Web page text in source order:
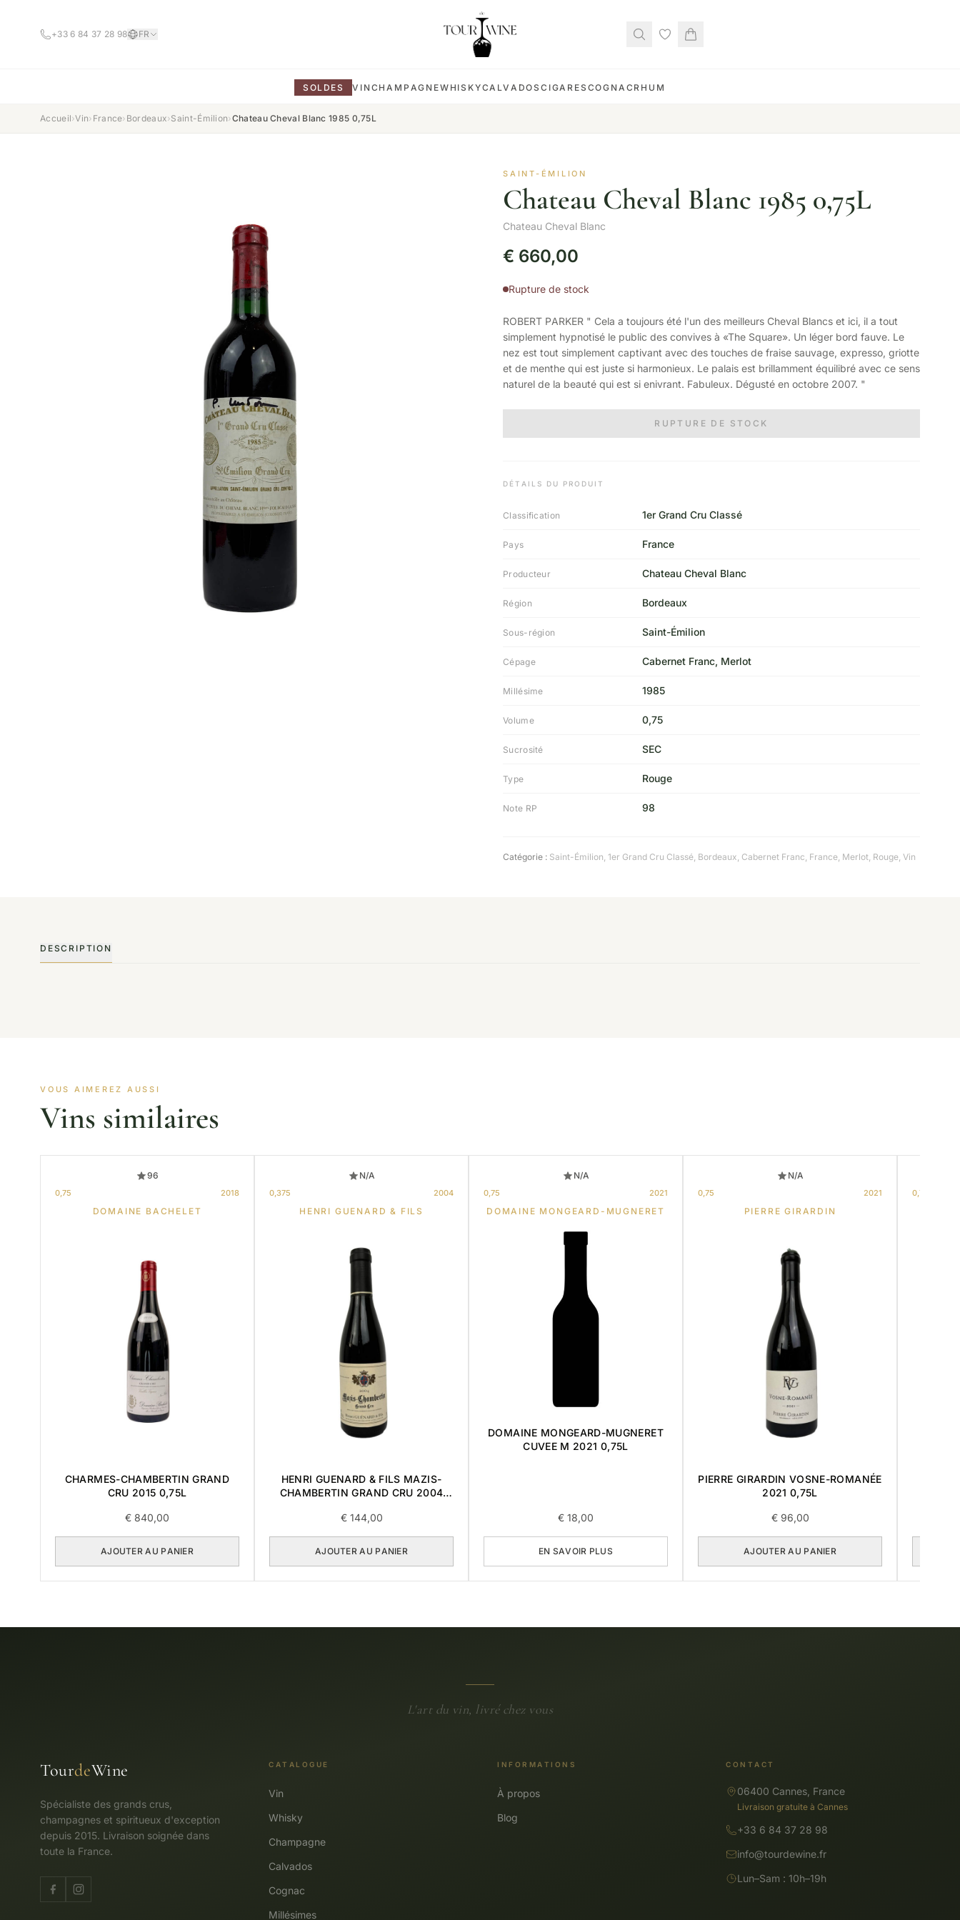
+33 6 84 37 28 98 FR
SOLDES VIN CHAMPAGNEWHISKYCALVADOS CIGARES COGNAC RHUM
Accueil›Vin› France› Bordeaux›Saint-Émilion›Chateau Cheval Blanc 1985 0,75L
SAINT-ÉMILION
Chateau Cheval Blanc 1985 0,75L
Chateau Cheval Blanc
€ 660,00
Rupture de stock
ROBERT PARKER " Cela a toujours été l'un des meilleurs Cheval Blancs et ici, il a tout
simplement hypnotisé le public des convives à «The Square». Un léger bord fauve. Le
nez est tout simplement captivant avec des touches de fraise sauvage, expresso, griotte
et de menthe qui est juste si harmonieux. Le palais est brillamment équilibré avec ce sens
naturel de la beauté qui est si enivrant. Fabuleux. Dégusté en octobre 2007. "
RUPTURE DE STOCK
DÉTAILS DU PRODUIT
Classification 1er Grand Cru Classé
Pays France
Producteur Chateau Cheval Blanc
Région Bordeaux
Sous-région Saint-Émilion
Cépage Cabernet Franc, Merlot
Millésime 1985
Volume 0,75
Sucrosité SEC
Type Rouge
Note RP 98
Catégorie : Saint-Émilion, 1er Grand Cru Classé, Bordeaux, Cabernet Franc, France, Merlot, Rouge, Vin
DESCRIPTION
VOUS AIMEREZ AUSSI
Vins similaires
96
0,75 2018
DOMAINE BACHELET
CHARMES-CHAMBERTIN GRAND
CRU 2015 0,75L
€ 840,00
AJOUTER AU PANIER
N/A
0,375 2004
HENRI GUENARD & FILS
HENRI GUENARD & FILS MAZIS-
CHAMBERTIN GRAND CRU 2004
€144,00
AJOUTER AU PANIER
N/A
0,75 2021
DOMAINE MONGEARD-MUGNERET
DOMAINE MONGEARD-MUGNERET
CUVEE M 2021 0,75L
€ 18,00
EN SAVOIR PLUS
N/A
0,75 2021
PIERRE GIRARDIN
PIERRE GIRARDIN VOSNE-ROMANÉE
2021 0,75L
€96,00
AJOUTER AU PANIER
0,75
L'art du vin, livré chez vous
TourdeWine
Spécialiste des grands crus,
champagnes et spiritueux d'exception
depuis 2015. Livraison soignée dans
toute la France.
CATALOGUE
Vin
Whisky
Champagne
Calvados
Cognac
Millésimes
INFORMATIONS
À propos
Blog
CONTACT
06400 Cannes, France
Livraison gratuite à Cannes
+33 6 84 37 28 98
info@tourdewine.fr
Lun–Sam : 10h–19h